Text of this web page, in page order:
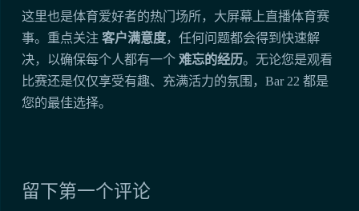
这里也是体育爱好者的热门场所，大屏幕上直播体育赛
事。重点关注客户满意度，任何问题都会得到快速解
决，以确保每个人都有一个 难忘的经历。无论您是观看
比赛还是仅仅享受有趣、充满活力的氛围，Bar 22 都是
您的最佳选择。
留下第一个评论